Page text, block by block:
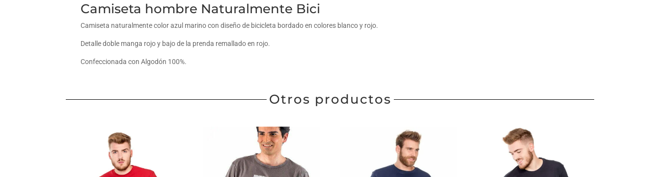
Camiseta hombre Naturalmente Bici
Camiseta naturalmente color azul marino con diseño de bicicleta bordado en colores blanco y rojo.
Detalle doble manga rojo y bajo de la prenda remallado en rojo.
Confeccionada con Algodón 100%.
Otros productos